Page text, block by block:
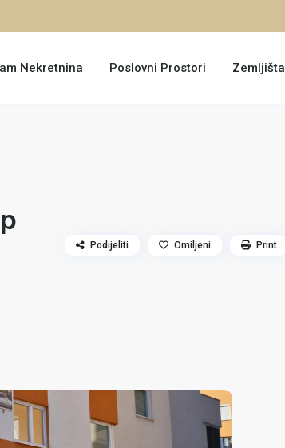
Nekretnina Poslovni Prostori Zemljišta
Podijeliti Omiljeni Print